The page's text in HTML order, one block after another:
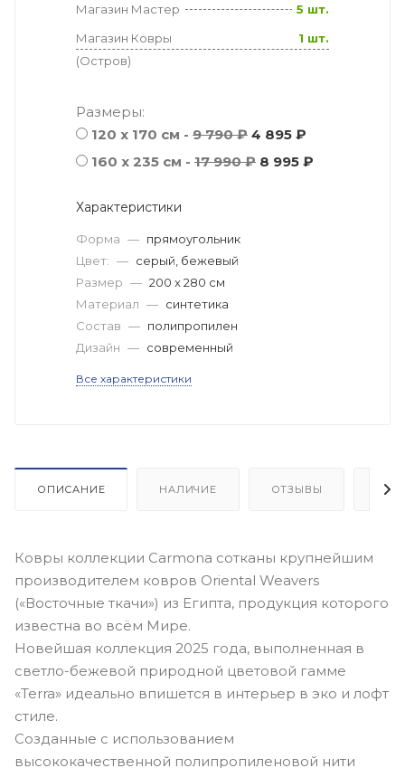
Магазин Мастер
5 шт.
Магазин Ковры
(Остров)
1 шт.
Размеры:
120 x 170 см - 9 790 ₽ 4 895 ₽
160 x 235 см - 17 990 ₽ 8 995 ₽
Характеристики
Форма — прямоугольник
Цвет: — серый, бежевый
Размер — 200 x 280 см
Материал — синтетика
Состав — полипропилен
Дизайн — современный
Все характеристики
ОПИСАНИЕ НАЛИЧИЕ ОТЗЫВЫ
Ковры коллекции Carmona сотканы крупнейшим
производителем ковров Oriental Weavers
(«Восточные ткачи») из Египта, продукция которого
известна во всём Мире.
Новейшая коллекция 2025 года, выполненная в
светло-бежевой природной цветовой гамме
«Terra» идеально впишется в интерьер в эко и лофт
стиле.
Созданные с использованием
высококачественной полипропиленовой нити